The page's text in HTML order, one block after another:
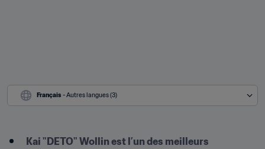
Français - Autres langues (3)
Kai "DETO" Wollin est l’un des meilleurs